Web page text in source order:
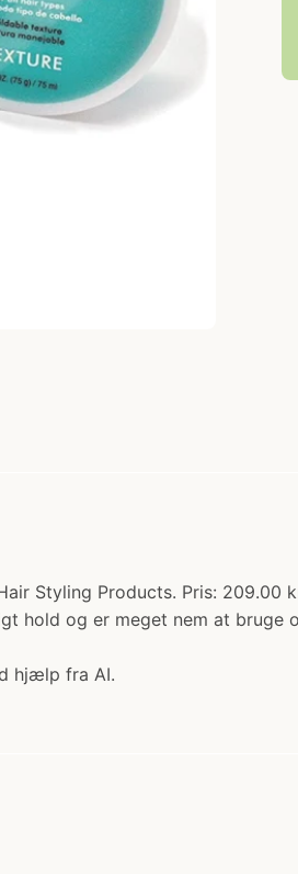
Styling Products. Pris:
hold og er meget nem at
hjælp fra AI.